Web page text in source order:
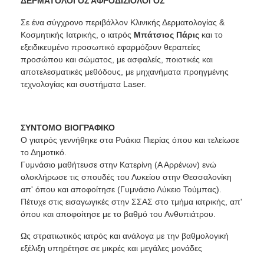
Σε ένα σύγχρονο περιβάλλον Κλινικής Δερματολογίας &
Κοσμητικής Ιατρικής, ο ιατρός Μπάτσιος Πάριςκαι το
εξειδικευμένο προσωπικό εφαρμόζουν θεραπείες
προσώπου και σώματος, με ασφαλείς, ποιοτικές και
αποτελεσματικές μεθόδους, με μηχανήματα προηγμένης
τεχνολογίας και συστήματα Laser.
ΣΥΝΤΟΜΟ ΒΙΟΓΡΑΦΙΚΟ
O γιατρός γεννήθηκε στα Ρυάκια Πιερίας όπου και τελείωσε
το Δημοτικό.
Γυμνάσιο μαθήτευσε στην Κατερίνη (Α Αρρένων) ενώ
ολοκλήρωσε τις σπουδές του Λυκείου στην Θεσσαλονίκη
απ' όπου και αποφοίτησε (Γυμνάσιο Λύκειο Τούμπας).
Πέτυχε στις εισαγωγικές στην ΣΣΑΣ στο τμήμα ιατρικής, απ'
όπου και αποφοίτησε με το βαθμό του Ανθυπιάτρου.
Ως στρατιωτικός ιατρός και ανάλογα με την βαθμολογική
εξέλιξη υπηρέτησε σε μικρές και μεγάλες μονάδες